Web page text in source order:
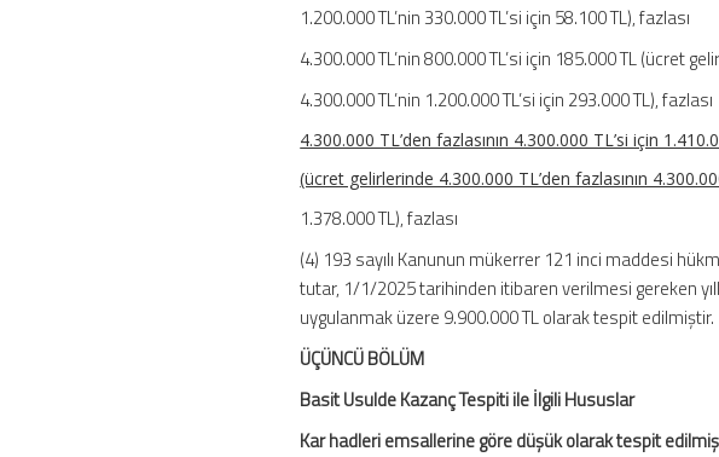
1.200.000 TL’nin 330.000 TL’si için
4.300.000 TL’nin 800.000 TL’si için 185.000 TL (ücret
4.300.000 TL’nin 1.200.000 TL’si için
4.300.000 TL’den fazlasının 4.300.000 TL’si için
(ücret gelirlerinde 4.300.000 TL’den fazlasının
1.378.000 TL),
(4) 193 sayılı Kanunun mükerrer 121 inci maddesi
tutar, 1/1/2025 tarihinden itibaren verilmesi gereken
uygulanmak üzere 9.900.000 TL olarak tespit edilmiştir.
ÜÇÜNCÜ BÖLÜM
Basit Usulde Kazanç Tespiti ile İlgili Hususlar
Kar hadleri emsallerine göre düşük olarak tespit